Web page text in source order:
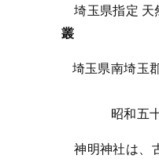
埼玉県指定 天
叢
埼玉県南埼玉
昭和五
神明神社は、